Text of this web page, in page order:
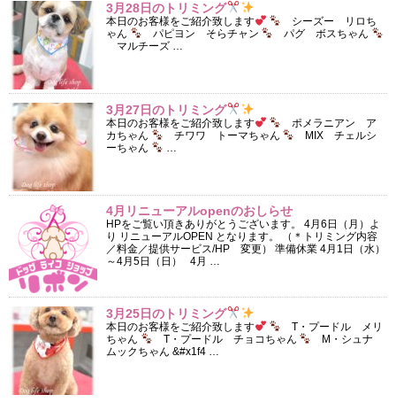
3月28日のトリミング
本日のお客様をご紹介致します
シーズー リロち
ゃん
パピヨン そらチャン
パグ ボスちゃん
マルチーズ …
3月27日のトリミング
本日のお客様をご紹介致します
ポメラニアン ア
カちゃん
チワワ トーマちゃん
MIX チェルシ
ーちゃん
…
4月リニューアルopenのおしらせ
HPをご覧い頂きありがとうございます。 4月6日（月）よ
り リニューアルOPEN となります。 （＊トリミング内容
／料金／提供サービス/HP 変更） 準備休業 4月1日（水）
～4月5日（日） 4月 …
3月25日のトリミング
本日のお客様をご紹介致します
T・プードル メリ
ちゃん
T・プードル チョコちゃん
M・シュナ
ムックちゃん &#x1f4 …